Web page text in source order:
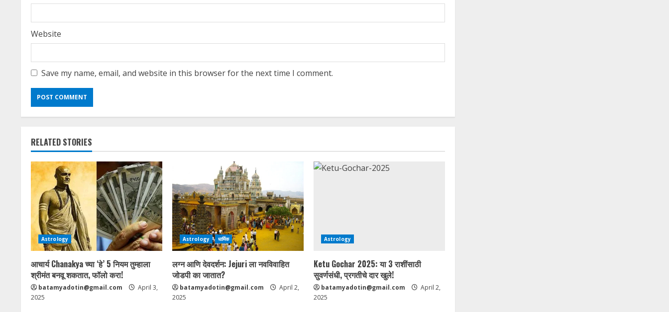
Website
Save my name, email, and website in this browser for the next time I comment.
RELATED STORIES
Astrology
आचार्य Chanakya च्या ‘हे’ 5 नियम तुम्हाला
श्रीमंत बनवू शकतात, फॉलो करा!
batamyadotin@gmail.com
April 3,
2025
Astrology धार्मिक
लग्न आणि देवदर्शन: Jejuri ला नवविवाहित
जोडपी का जातात?
batamyadotin@gmail.com
April 2,
2025
Astrology
Ketu Gochar 2025: या 3 राशींसाठी
सुवर्णसंधी, प्रगतीचे दार खुले!
batamyadotin@gmail.com
April 2,
2025